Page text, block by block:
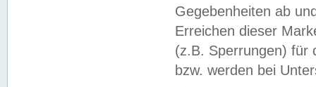
Gegebenheiten ab
Erreichen dieser
(z.B. Sperrungen) für
bzw. werden bei